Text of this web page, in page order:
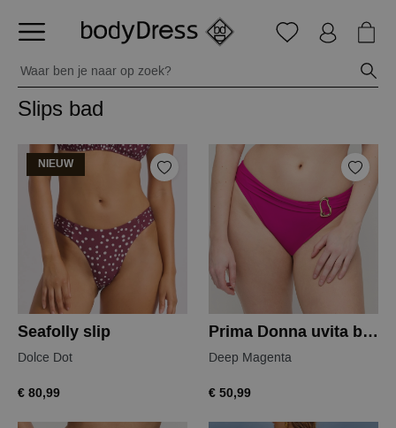
Slips bad
NIEUW
Seafolly slip
Dolce Dot
€ 80,99
Prima Donna uvita bikini slip
Deep Magenta
€ 50,99